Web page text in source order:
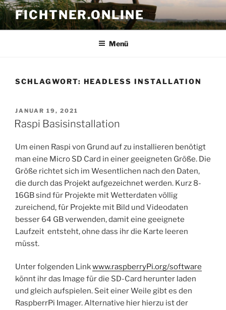
Zum
Inhalt
springen
FICHTNER.ONLINE
Menü
SCHLAGWORT: HEADLESS INSTALLATION
VERÖFFENTLICHT
AM
JANUAR 19, 2021
Raspi Basisinstallation
Um einen Raspi von Grund auf zu installieren benötigt
man eine Micro SD Card in einer geeigneten Größe. Die
Größe richtet sich im Wesentlichen nach den Daten,
die durch das Projekt aufgezeichnet werden. Kurz 8-
16GB sind für Projekte mit Wetterdaten völlig
zureichend, für Projekte mit Bild und Videodaten
besser 64 GB verwenden, damit eine geeignete
Laufzeit entsteht, ohne dass ihr die Karte leeren
müsst.
Unter folgenden Linkwww.raspberryPi.org/software
könnt ihr das Image für die SD-Card herunter laden
und gleich aufspielen. Seit einer Weile gibt es den
RaspberrPi Imager. Alternative hier hierzu ist der